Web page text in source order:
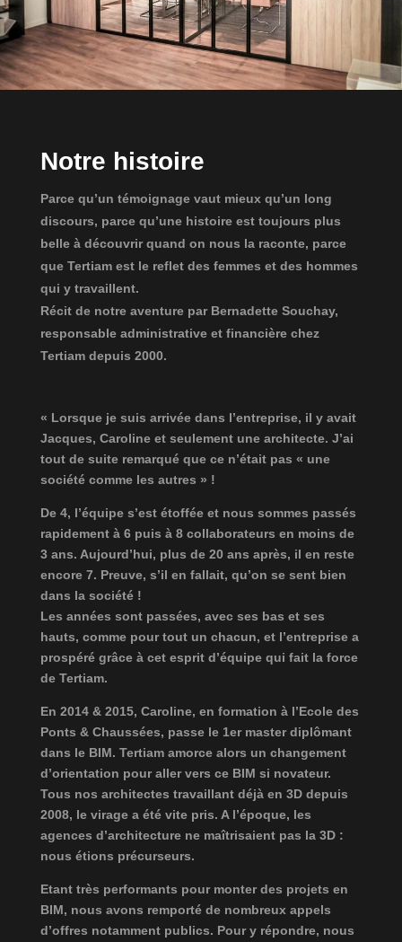
Notre histoire
Parce qu’un témoignage vaut mieux qu’un long
discours, parce qu’une histoire est toujours plus
belle à découvrir quand on nous la raconte, parce
que Tertiam est le reflet des femmes et des hommes
qui y travaillent.
Récit de notre aventure par Bernadette Souchay,
responsable administrative et financière chez
Tertiam depuis 2000.
« Lorsque je suis arrivée dans l’entreprise, il y avait
Jacques, Caroline et seulement une architecte. J’ai
tout de suite remarqué que ce n’était pas « une
société comme les autres » !
De 4, l’équipe s’est étoffée et nous sommes passés
rapidement à 6 puis à 8 collaborateurs en moins de
3 ans. Aujourd’hui, plus de 20 ans après, il en reste
encore 7. Preuve, s’il en fallait, qu’on se sent bien
dans la société !
Les années sont passées, avec ses bas et ses
hauts, comme pour tout un chacun, et l’entreprise a
prospéré grâce à cet esprit d’équipe qui fait la force
de Tertiam.
En 2014 & 2015, Caroline, en formation à l’Ecole des
Ponts & Chaussées, passe le 1er master diplômant
dans le BIM. Tertiam amorce alors un changement
d’orientation pour aller vers ce BIM si novateur.
Tous nos architectes travaillant déjà en 3D depuis
2008, le virage a été vite pris. A l’époque, les
agences d’architecture ne maîtrisaient pas la 3D :
nous étions précurseurs.
Etant très performants pour monter des projets en
BIM, nous avons remporté de nombreux appels
d’offres notamment publics. Pour y répondre, nous